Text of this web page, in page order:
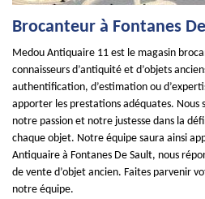
Brocanteur à Fontanes
Medou Antiquaire 11 est le magasin
connaisseurs d’antiquité et d’objets
authentification, d’estimation ou
apporter les prestations adéquates. Nous
notre passion et notre justesse dans la
chaque objet. Notre équipe saura ainsi
Antiquaire à Fontanes De Sault, nous
de vente d’objet ancien. Faites parvenir
notre équipe.